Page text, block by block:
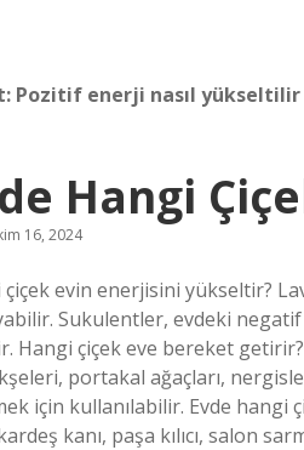
Pozitif enerji nasıl yükseltilir
Hangi
16, 2024
çiçek evin enerjisini yükseltir?
Sukulentler, evdeki
Hangi çiçek eve bereket
portakal ağaçları,
için kullanılabilir. Evde hangi
kanı, paşa kılıcı, salon